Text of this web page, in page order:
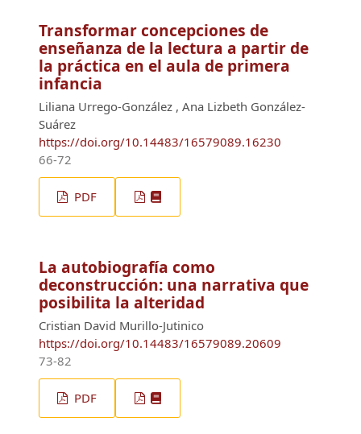
Transformar concepciones de
enseñanza de la lectura a partir de
la práctica en el aula de primera
infancia
Liliana Urrego-González , Ana Lizbeth González-
Suárez
https://doi.org/10.14483/16579089.16230
66-72
PDF
La autobiografía como
deconstrucción: una narrativa que
posibilita la alteridad
Cristian David Murillo-Jutinico
https://doi.org/10.14483/16579089.20609
73-82
PDF